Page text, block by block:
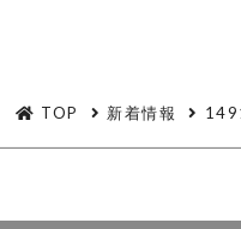
TOP 新着情報